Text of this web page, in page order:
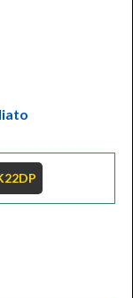
Essential –